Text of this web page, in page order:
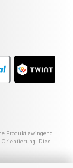
Produkt zwingend
Orientierung. Dies